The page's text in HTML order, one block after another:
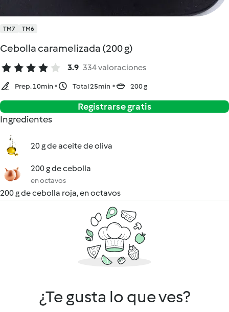
TM7 TM6
Cebolla caramelizada (200 g)
3.9 334 valoraciones
Prep. 10min Total 25min 200 g
Registrarse gratis
Ingredientes
20 g de aceite de oliva
200 g de cebolla
en octavos
200 g de cebolla roja, en octavos
¿Te gusta lo que ves?